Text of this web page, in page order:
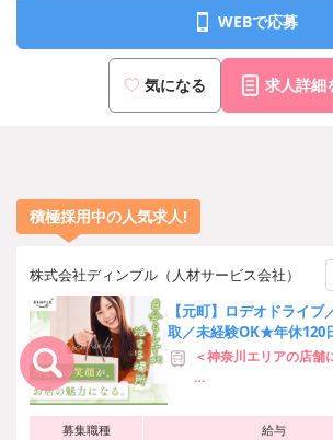
WEBで応募
気になる 求人詳細
積極採用中の人気求人!
株式会社ディンプル（人材サービス会社）
【元町】ロデオドライブ
取／未経験OK★年休120
業月10H＜神奈川エリアの店舗
■配属先例：ロデオド
店
JR「元町・中華街駅」
募集職種 給与